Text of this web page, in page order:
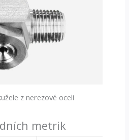
z nerezové oceli
metrik